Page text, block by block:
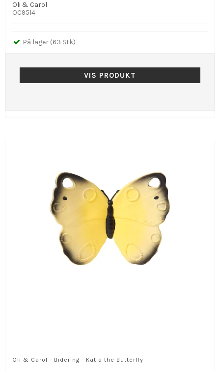
Oli & Carol
OC9514
På lager (63 Stk)
VIS PRODUKT
Oli & Carol - Bidering - Katia the Butterfly